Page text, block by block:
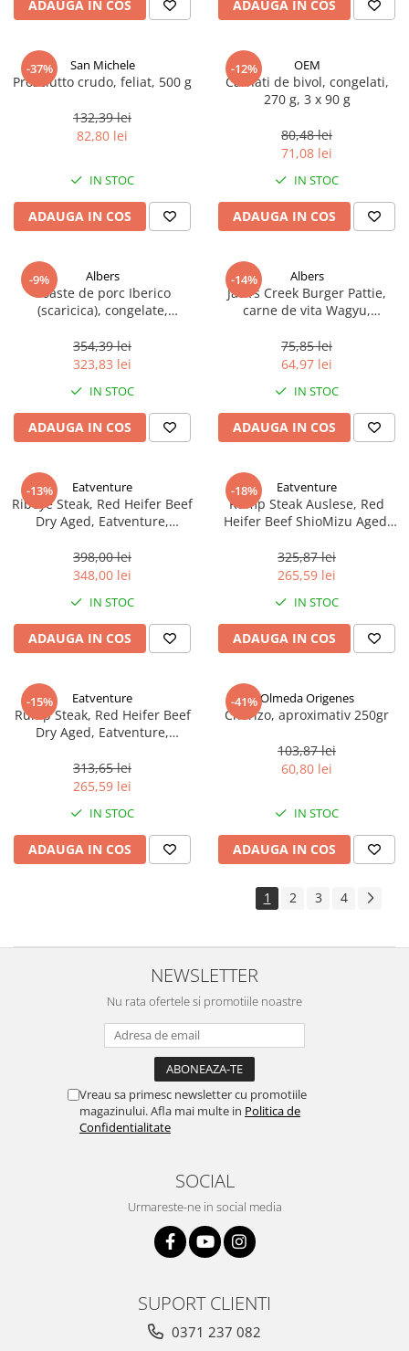
ADAUGA IN COS ADAUGA IN COS
-37% San Michele
Prosciutto crudo, feliat, 500 g
132,39 lei
82,80 lei
IN STOC
ADAUGA IN COS
-12% OEM
Carnati de bivol, congelati,
270 g, 3 x 90 g
80,48 lei
71,08 lei
IN STOC
ADAUGA IN COS
-9% Albers
Coaste de porc Iberico
(scaricica), congelate,
354,39 lei
323,83 lei
IN STOC
ADAUGA IN COS
-14% Albers
Jack's Creek Burger Pattie,
carne de vita Wagyu,
75,85 lei
64,97 lei
IN STOC
ADAUGA IN COS
-13% Eatventure
Ribeye Steak, Red Heifer Beef
Dry Aged, Eatventure,
398,00 lei
348,00 lei
IN STOC
ADAUGA IN COS
-18% Eatventure
Rump Steak Auslese, Red
Heifer Beef ShioMizu Aged,
aproximativ 310 g
325,87 lei
265,59 lei
IN STOC
ADAUGA IN COS
-15% Eatventure
Rump Steak, Red Heifer Beef
Dry Aged, Eatventure,
313,65 lei
265,59 lei
IN STOC
ADAUGA IN COS
-41%Olmeda Origenes
Chorizo, aproximativ 250gr
103,87 lei
60,80 lei
IN STOC
ADAUGA IN COS
1 2 3 4
NEWSLETTER
Nu rata ofertele si promotiile noastre
Vreau sa primesc newsletter cu promotiile
magazinului. Afla mai multe in Politica de
Confidentialitate
SOCIAL
Urmareste-ne in social media
SUPORT CLIENTI
0371 237 082